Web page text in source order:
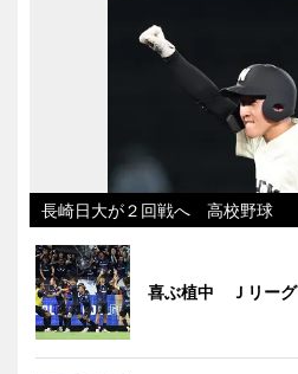
長崎日大が２回戦へ 高校野球
喜ぶ植中 Ｊリーグ